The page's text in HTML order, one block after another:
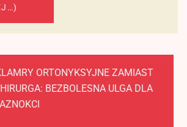
ORTONYKSYJNE ZAMIAST
BEZBOLESNA ULGA DLA